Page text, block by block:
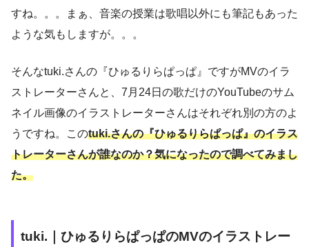
すね。。。まぁ、音楽の授業は歌唱以外にも筆記もあった
ような気もしますが。。。
そんなtuki.さんの『ひゅるりらぱっぱ』ですがMVのイラ
ストレーターさんと、7月24日の歌だけのYouTubeのサム
ネイル画像のイラストレーターさんはそれぞれ別の方のよ
うですね。このtuki.さんの『ひゅるりらぱっぱ』のイラス
トレーターさんが誰なのか？気になったので調べてみまし
た。
tuki.｜ひゅるりらぱっぱのMVのイラストレー